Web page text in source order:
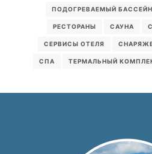
ПОДОГРЕВАЕМЫЙ БАССЕЙН
РЕСТОРАНЫ САУНА
СЕРВИСЫ ОТЕЛЯ
СПА ТЕРМАЛЬНЫЙ